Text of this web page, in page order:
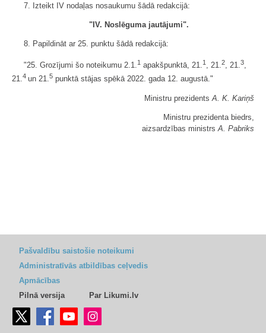
7. Izteikt IV nodaļas nosaukumu šādā redakcijā:
"IV. Noslēguma jautājumi".
8. Papildināt ar 25. punktu šādā redakcijā:
"25. Grozījumi šo noteikumu 2.1.1 apakšpunktā, 21.1 , 21.2, 21.3,
21.4 un 21.5 punktā stājas spēkā 2022. gada 12. augustā."
Ministru prezidents A. K. Kariņš
Ministru prezidenta biedrs,
aizsardzības ministrs A. Pabriks
Pašvaldību saistošie noteikumi
Administratīvās atbildības ceļvedis
Apmācības
Pilnā versija
Par Likumi.lv